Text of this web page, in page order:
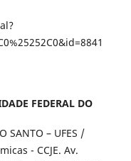
FEDERAL DO
SANTO – UFES /
- CCJE. Av.